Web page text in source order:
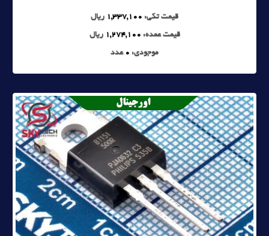
قیمت تکی: 1,337,100 ریال
قیمت عمده: 1,274,100 ریال
موجودی: 0 عدد